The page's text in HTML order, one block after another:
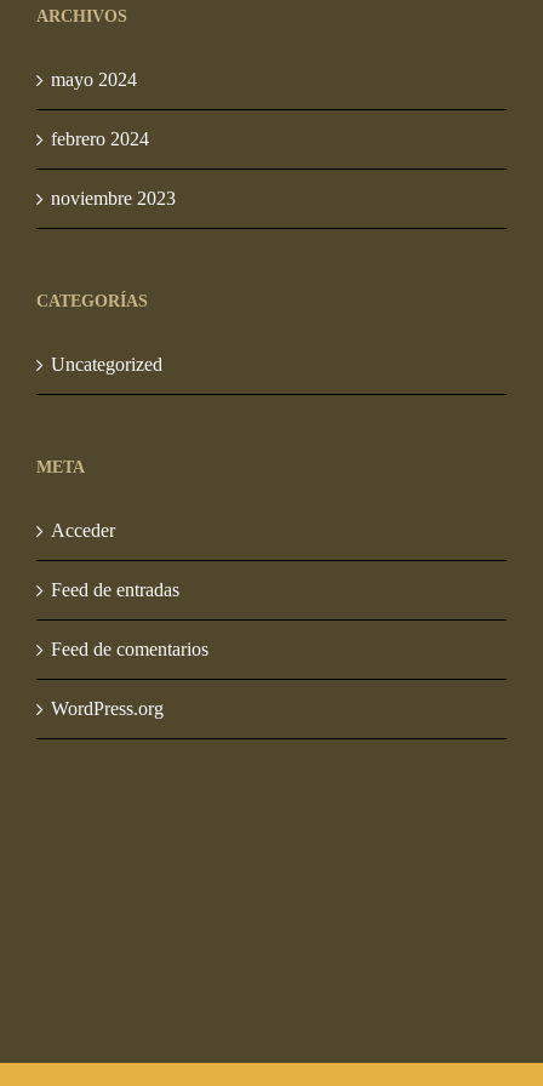
ARCHIVOS
mayo 2024
febrero 2024
noviembre 2023
CATEGORÍAS
Uncategorized
META
Acceder
Feed de entradas
Feed de comentarios
WordPress.org